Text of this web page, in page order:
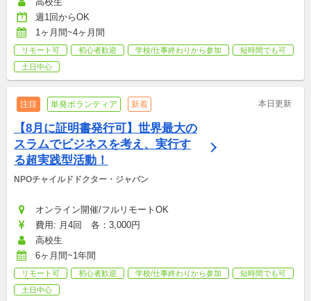
週1回からOK
1ヶ月間~4ヶ月間
リモート可 初心者歓迎 学校/仕事終わりから参加
短時間でも可
土日中心
注目 単発ボランティア 新着 本日更新
【8月に証明書発行可】世界最大の
スラムでビジネスを考え、実行す
る超実践型活動！
NPOチャイルドドクター・ジャパン
オンライン開催/フルリモートOK
費用: 月4回　各：3,000円
高校生
6ヶ月間~1年間
リモート可 初心者歓迎 学校/仕事終わりから参加
短時間でも可
土日中心